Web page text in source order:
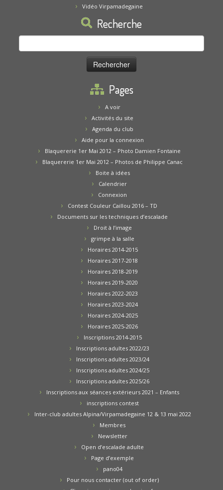
Vidéo Virpamadegaine
Recherche
Pages
A voir
Activités du site
Agenda du club
Aide pour la connexion
Blaquererie 1er Mai 2012 – Photo Damien Fontaine
Blaquererie 1er Mai 2012 – Photos de Philippe Canac
Boite à idées
Calendrier
Connexion
Contest Couleur Caillou 2016 – TD
Documents sur les techniques d’escalade
Droit à l’image
grimpe à la salle
Horaires 2014-2015
Horaires 2017-2018
Horaires 2018-2019
Horaires 2019-2020
Horaires 2022-2023
Horaires 2023-2024
Horaires 2024-2025
Horaires 2025-2026
Inscriptions 2014-2015
Inscriptions adultes 2022/23
Inscriptions adultes 2023/24
Inscriptions adultes 2024/25
Inscriptions adultes 2025/26
Inscriptions aux séances extérieurs 2021 – Enfants
inscriptions contest
Inter-club adultes Alpina/Virpamadegaine 12 & 13 mai 2022
Membres
Newsletter
Open d’escalade adulte
Page d’exemple
pano04
Pour nous contacter (out of order)